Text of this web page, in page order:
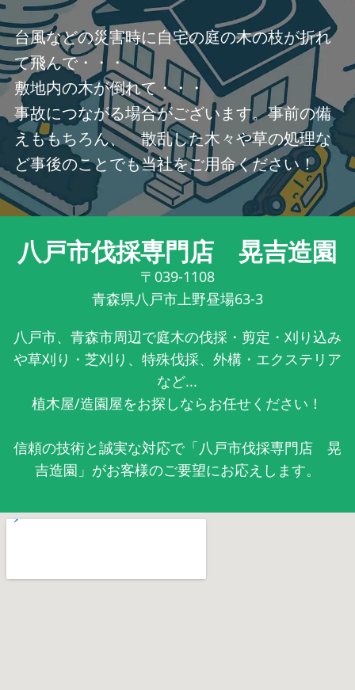
台風などの災害時に自宅の庭の木の枝が折れ
て飛んで・・・
敷地内の木が倒れて・・・
事故につながる場合がございます。事前の備
えももちろん、 散乱した木々や草の処理な
ど事後のことでも当社をご用命ください！
八戸市伐採専門店 晃吉造園
〒039-1108
青森県八戸市上野昼場63-3
八戸市、青森市周辺で庭木の伐採・剪定・刈り込み
や草刈り・芝刈り、特殊伐採、外構・エクステリア
など...
植木屋/造園屋をお探しならお任せください！
信頼の技術と誠実な対応で「八戸市伐採専門店 晃
吉造園」がお客様のご要望にお応えします。